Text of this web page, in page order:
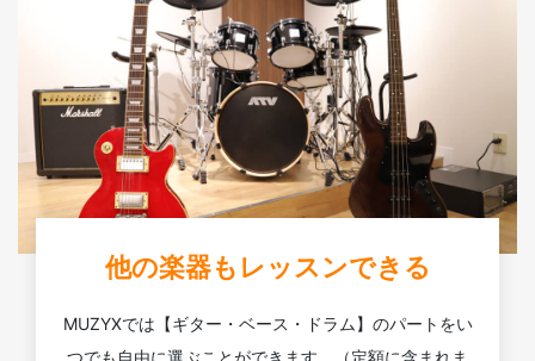
他の楽器もレッスンできる
MUZYXでは【ギター・ベース・ドラム】のパートをい